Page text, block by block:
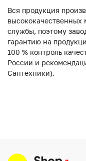
Вся продукция
высококачественных
службы, поэтому
гарантию на
100 % контроль
России и
Сантехники).